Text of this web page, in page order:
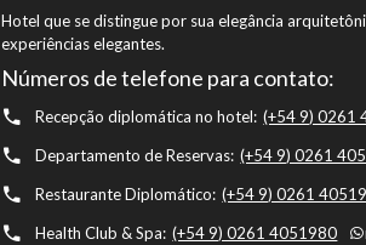
Hotel que se distingue por sua elegância
experiências elegantes.
Números de telefone para contato:
Recepção diplomática no hotel: (+54 9) 0261
Departamento de Reservas: (+54 9) 0261
Restaurante Diplomático: (+54 9) 0261
Health Club & Spa: (+54 9) 0261 4051980